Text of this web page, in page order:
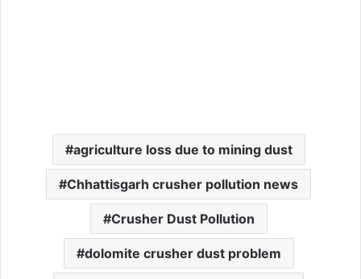
agriculture loss due to mining dust
Chhattisgarh crusher pollution news
Crusher Dust Pollution
dolomite crusher dust problem